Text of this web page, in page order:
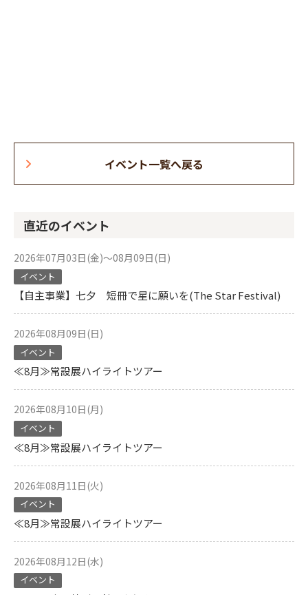
イベント一覧へ戻る
直近のイベント
2026年07月03日(金)～08月09日(日)
イベント
【自主事業】七夕 短冊で星に願いを(The Star Festival)
2026年08月09日(日)
イベント
≪8月≫常設展ハイライトツアー
2026年08月10日(月)
イベント
≪8月≫常設展ハイライトツアー
2026年08月11日(火)
イベント
≪8月≫常設展ハイライトツアー
2026年08月12日(水)
イベント